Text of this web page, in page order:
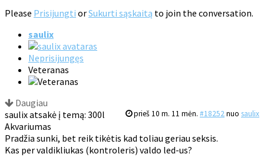
Please Prisijungti orSukurti sąskaitą to join the conversation.
saulix
Neprisijungęs
Veteranas
Daugiau
prieš 10 m. 11 mėn. #18252nuo saulix
saulix atsakė į temą: 300l
Akvariumas
Pradžia sunki, bet reik tikėtis kad toliau geriau seksis.
Kas per valdikliukas (kontroleris) valdo led-us?